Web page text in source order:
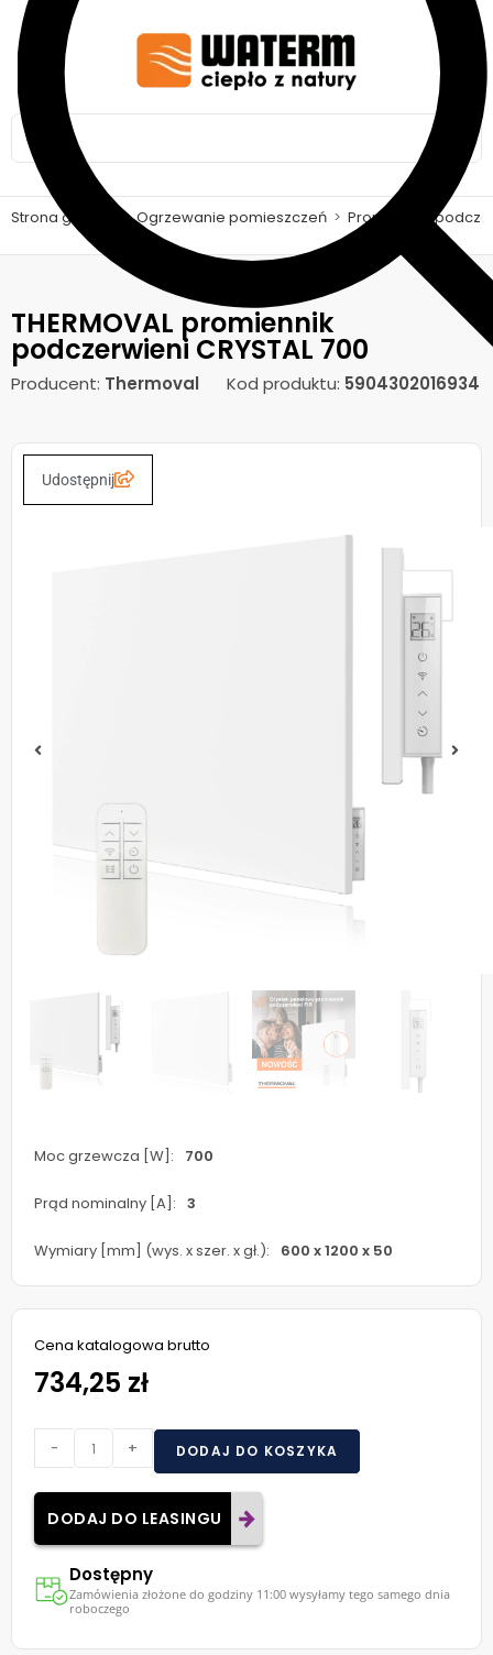
Strona główna > Ogrzewanie pomieszczeń > Promienniki
THERMOVAL promiennik
podczerwieni CRYSTAL 700
Producent: Thermoval Kod produktu: 5904302016934
Udostępnij
Moc grzewcza [W]: 700
Prąd nominalny [A]: 3
Wymiary [mm] (wys. x szer. x gł.): 600 x 1200 x 50
Cena katalogowa brutto
734,25 zł
- + DODAJ DO KOSZYKA
DODAJ DO LEASINGU
Dostępny
Zamówienia złożone do godziny 11:00 wysyłamy tego samego dnia
roboczego